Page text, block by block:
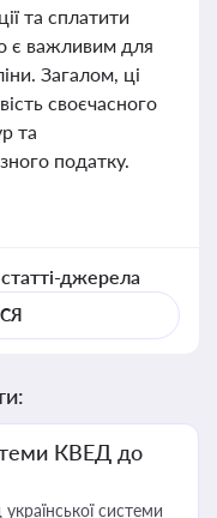
та сплатити
є важливим для
Загалом, ці
своєчасного
та
податку.
джерела
КВЕД до
системи